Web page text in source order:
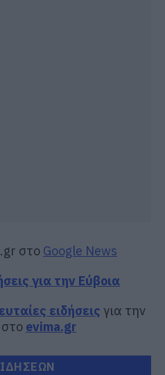
στο Google News
για την Εύβοια
ειδήσεις για την
στο evima.gr